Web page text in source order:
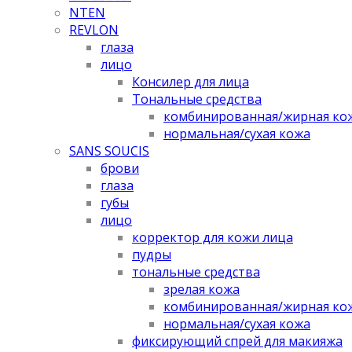
NTEN
REVLON
глаза
лицо
Консилер для лица
Тональные средства
комбинированная/жирная
нормальная/cухая кожа
SANS SOUCIS
брови
глаза
губы
лицо
корректор для кожи лица
пудры
тональные средства
зрелая кожа
комбинированная/жирная
нормальная/cухая кожа
фиксирующий спрей для макияжа